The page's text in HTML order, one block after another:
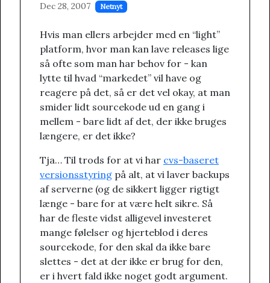
Dec 28, 2007 Netnyt
Hvis man ellers arbejder med en “light”
platform, hvor man kan lave releases lige
så ofte som man har behov for - kan
lytte til hvad “markedet” vil have og
reagere på det, så er det vel okay, at man
smider lidt sourcekode ud en gang i
mellem - bare lidt af det, der ikke bruges
længere, er det ikke?
Tja… Til trods for at vi har cvs-baseret
versionsstyring på alt, at vi laver backups
af serverne (og de sikkert ligger rigtigt
længe - bare for at være helt sikre. Så
har de fleste vidst alligevel investeret
mange følelser og hjerteblod i deres
sourcekode, for den skal da ikke bare
slettes - det at der ikke er brug for den,
er i hvert fald ikke noget godt argument.